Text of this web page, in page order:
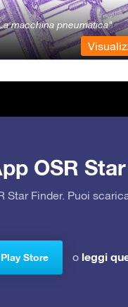
macchina pneumatica
OSR
Finder. Puoi
Store o leggi